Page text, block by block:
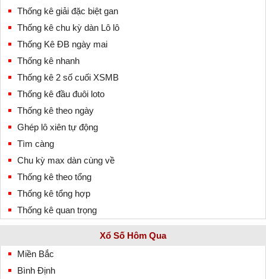
Thống kê giải đặc biệt gan
Thống kê chu kỳ dàn Lô lô
Thống Kê ĐB ngày mai
Thống kê nhanh
Thống kê 2 số cuối XSMB
Thống kê đầu đuôi loto
Thống kê theo ngày
Ghép lô xiên tự động
Tìm càng
Chu kỳ max dàn cùng về
Thống kê theo tổng
Thống kê tổng hợp
Thống kê quan trọng
Xổ Số Hôm Qua
Miền Bắc
Bình Định